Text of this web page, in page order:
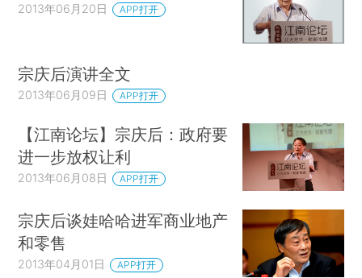
2013年06月20日 APP打开
宗庆后演讲全文
2013年06月09日 APP打开
【江南论坛】宗庆后：政府要
进一步放权让利
2013年06月08日 APP打开
宗庆后谈娃哈哈进军商业地产
和零售
2013年04月01日 APP打开